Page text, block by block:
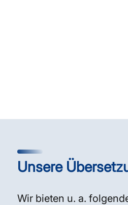
Unsere
Wir bieten u. a.